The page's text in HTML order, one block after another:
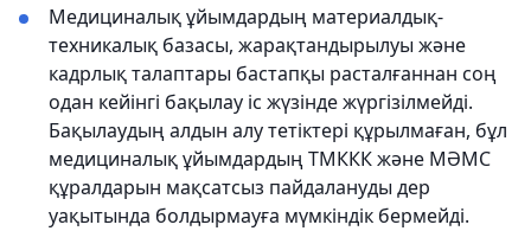
Медициналық ұйымдардың материалдық-
техникалық базасы, жарақтандырылуы және
кадрлық талаптары бастапқы расталғаннан соң
одан кейінгі бақылау іс жүзінде жүргізілмейді.
Бақылаудың алдын алу тетіктері құрылмаған, бұл
медициналық ұйымдардың ТМККК және МӘМС
құралдарын мақсатсыз пайдалануды дер
уақытында болдырмауға мүмкіндік бермейді.